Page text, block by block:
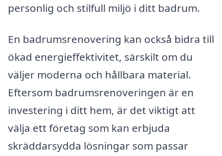
personlig och stilfull miljö i ditt badrum.
En badrumsrenovering kan också bidra till
ökad energieffektivitet, särskilt om du
väljer moderna och hållbara material.
Eftersom badrumsrenoveringen är en
investering i ditt hem, är det viktigt att
välja ett företag som kan erbjuda
skräddarsydda lösningar som passar